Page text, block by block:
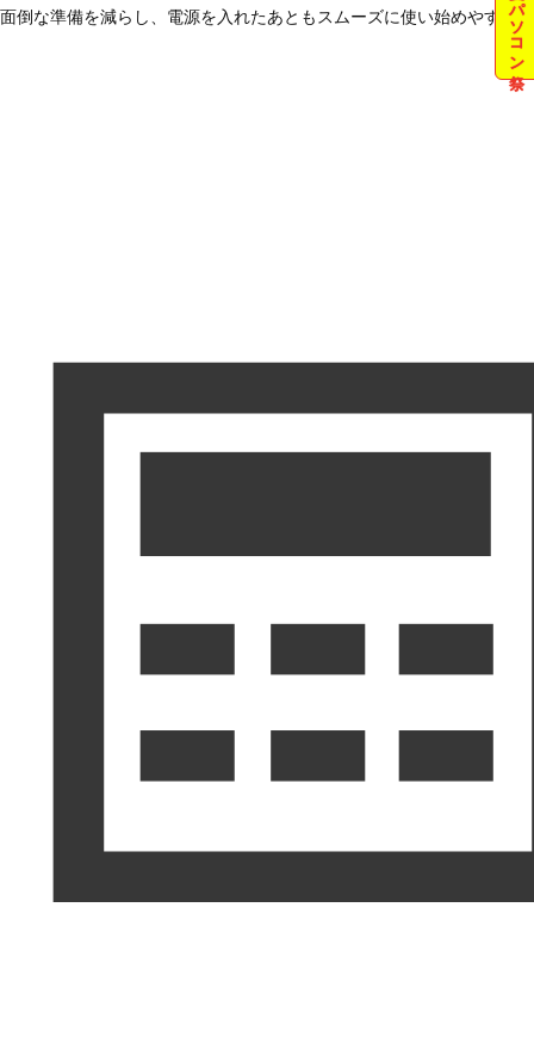
夏のパソコン祭
面倒な準備を減らし、電源を入れたあともスムーズに使い始めやすい